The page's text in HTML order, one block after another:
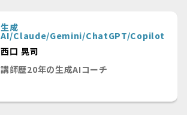
生成
AI/Claude/Gemini/ChatGPT/Copilot
西口 晃司
講師歴20年の生成AIコーチ